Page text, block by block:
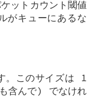
ットカウント閾値
がキューにあるな
。このサイズは 1
んで) でなけれ